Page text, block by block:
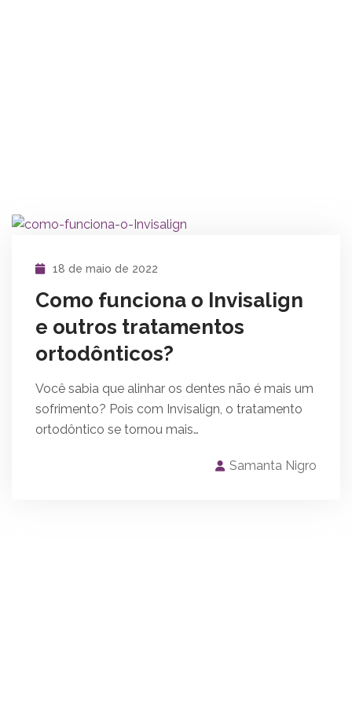
18 de maio de 2022
Como funciona o Invisalign
e outros tratamentos
ortodônticos?
Você sabia que alinhar os dentes não é mais um
sofrimento? Pois com Invisalign, o tratamento
ortodôntico se tornou mais…
Samanta Nigro